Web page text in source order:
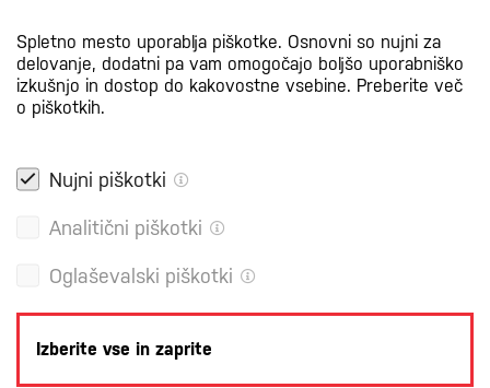
Spletno mesto uporablja piškotke. Osnovni so nujni za
delovanje, dodatni pa vam omogočajo boljšo uporabniško
izkušnjo in dostop do kakovostne vsebine. Preberite več
o piškotkih.
Nujni piškotki
Analitični piškotki
Oglaševalski piškotki
Izberite vse in zaprite